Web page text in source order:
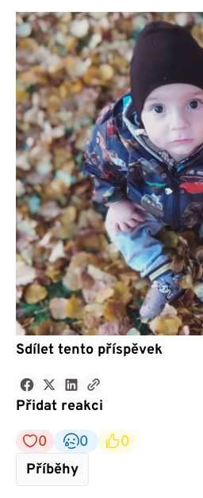
Sdílet tento příspěvek
Přidat reakci
0
0
0
Příběhy